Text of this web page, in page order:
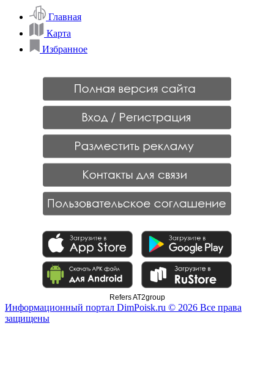
Главная
Карта
Избранное
Refers AT2group
Информационный портал DimPoisk.ru © 2026 Все права
защищены